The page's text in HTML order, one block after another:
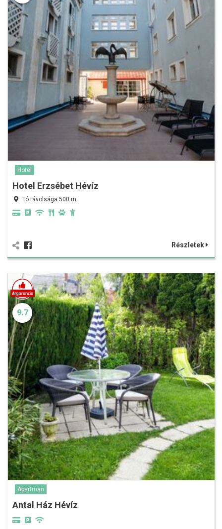
Hotel
Hotel Erzsébet Hévíz
Tó távolsága 500 m
Részletek
9.7
Apartman
Antal Ház Hévíz